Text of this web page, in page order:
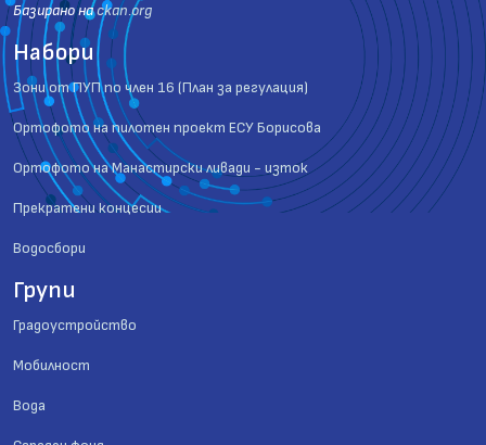
Базиранo наckan.org
Набори
Зони от ПУП по член 16 (План за регулация)
Ортофото на пилотен проект ЕСУ Борисова
Ортофото на Манастирски ливади - изток
Прекратени концесии
Водосбори
Групи
Градоустройство
Мобилност
Вода